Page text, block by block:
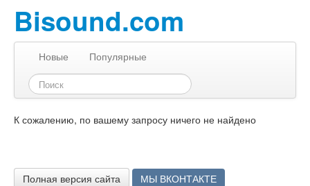
Bisound.com
Новые Популярные
К сожалению, по вашему запросу ничего не найдено
Полная версия сайта МЫ ВКОНТАКТЕ